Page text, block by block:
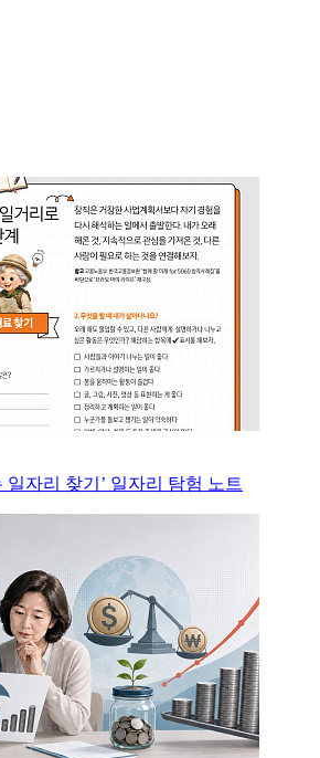
일자리 찾기’ 일자리 탐험 노트